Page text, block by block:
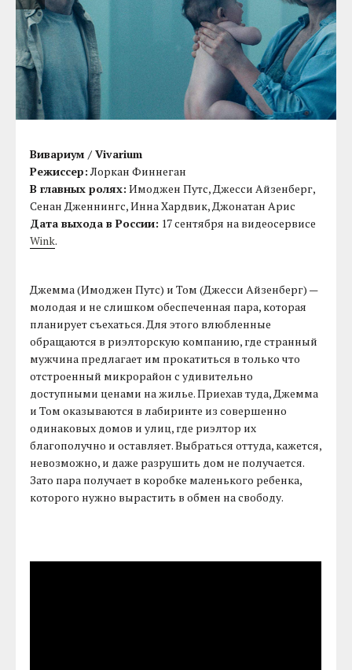
Вивариум / Vivarium
Режиссер:Лоркан Финнеган
В главных ролях: Имоджен Путс, Джесси Айзенберг,
Сенан Дженнингс, Инна Хардвик, Джонатан Арис
Дата выхода в России: 17 сентября на видеосервисе
Wink.
Джемма (Имоджен Путс) и Том (Джесси Айзенберг) —
молодая и не слишком обеспеченная пара, которая
планирует съехаться. Для этого влюбленные
обращаются в риэлторскую компанию, где странный
мужчина предлагает им прокатиться в только что
отстроенный микрорайон с удивительно
доступными ценами на жилье. Приехав туда, Джемма
и Том оказываются в лабиринте из совершенно
одинаковых домов и улиц, где риэлтор их
благополучно и оставляет. Выбраться оттуда, кажется,
невозможно, и даже разрушить дом не получается.
Зато пара получает в коробке маленького ребенка,
которого нужно вырастить в обмен на свободу.